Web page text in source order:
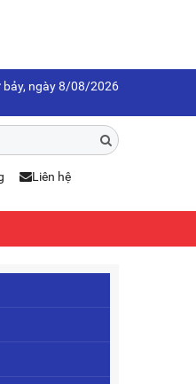
bảy, ngày 8/08/2026
Liên hệ